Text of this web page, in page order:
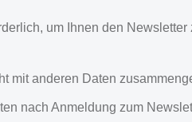
um Ihnen den
mit anderen Daten
nach Anmeldung zum